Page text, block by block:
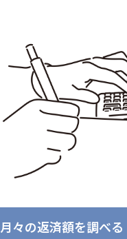
月々の返済額を調べる